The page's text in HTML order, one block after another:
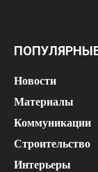
Новости
Материалы
Коммуникации
Строительство
Интерьеры